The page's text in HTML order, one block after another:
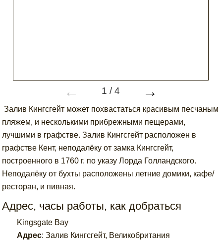
← 1 /4 →
Залив Кингсгейт может похвастаться красивым песчаным
пляжем, и несколькими прибрежными пещерами,
лучшими в графстве. Залив Кингсгейт расположен в
графстве Кент, неподалёку от замка Кингсгейт,
построенного в 1760 г. по указу Лорда Голландского.
Неподалёку от бухты расположены летние домики, кафе/
ресторан, и пивная.
Адрес, часы работы, как добраться
Kingsgate Bay
Адрес:Залив Кингсгейт, Великобритания